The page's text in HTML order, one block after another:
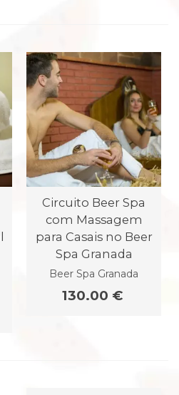
Circuito Beer Spa
com Massagem
para Casais no Beer
Spa Granada
Beer Spa Granada
130.00 €